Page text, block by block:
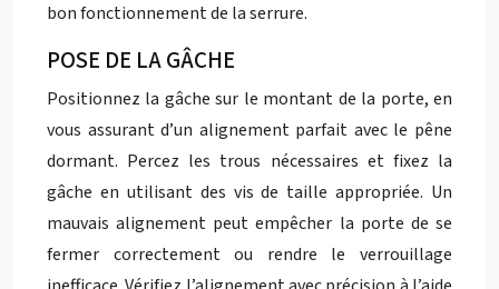
bon fonctionnement de la serrure.
POSE DE LA GÂCHE
Positionnez la gâche sur le montant de la porte, en
vous assurant d’un alignement parfait avec le pêne
dormant. Percez les trous nécessaires et fixez la
gâche en utilisant des vis de taille appropriée. Un
mauvais alignement peut empêcher la porte de se
fermer correctement ou rendre le verrouillage